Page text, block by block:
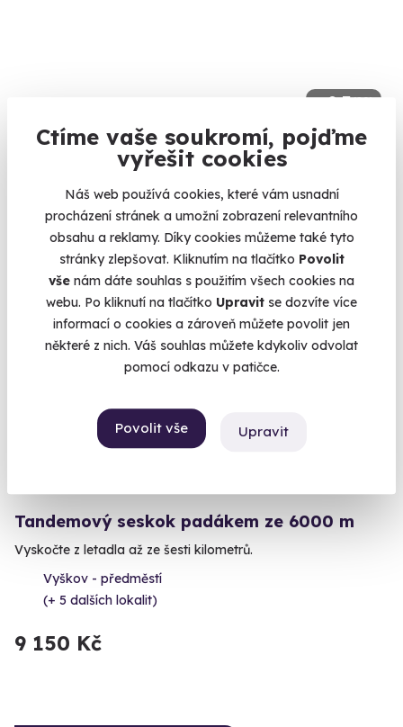
Ctíme vaše soukromí, pojďme
vyřešit cookies
Náš web používá cookies, které vám usnadní
procházení stránek a umožní zobrazení relevantního
obsahu a reklamy. Díky cookies můžeme také tyto
stránky zlepšovat. Kliknutím na tlačítko Povolit
vše nám dáte souhlas s použitím všech cookies na
webu. Po kliknutí na tlačítko Upravit se dozvíte více
informací o cookies a zároveň můžete povolit jen
některé z nich. Váš souhlas můžete kdykoliv odvolat
pomocí odkazu v patičce.
Povolit vše Upravit
9.3(20)
Jetsurfing
Motorové surfování bez ohledu na vlny
Valtice (Břeclav)
2 999 Kč
Volný termín už 16. 08. 2026
Tandemový seskok padákem ze 6000 m
Vyskočte z letadla až ze šesti kilometrů.
Vyškov - předměstí
(+ 5 dalších lokalit)
9 150 Kč